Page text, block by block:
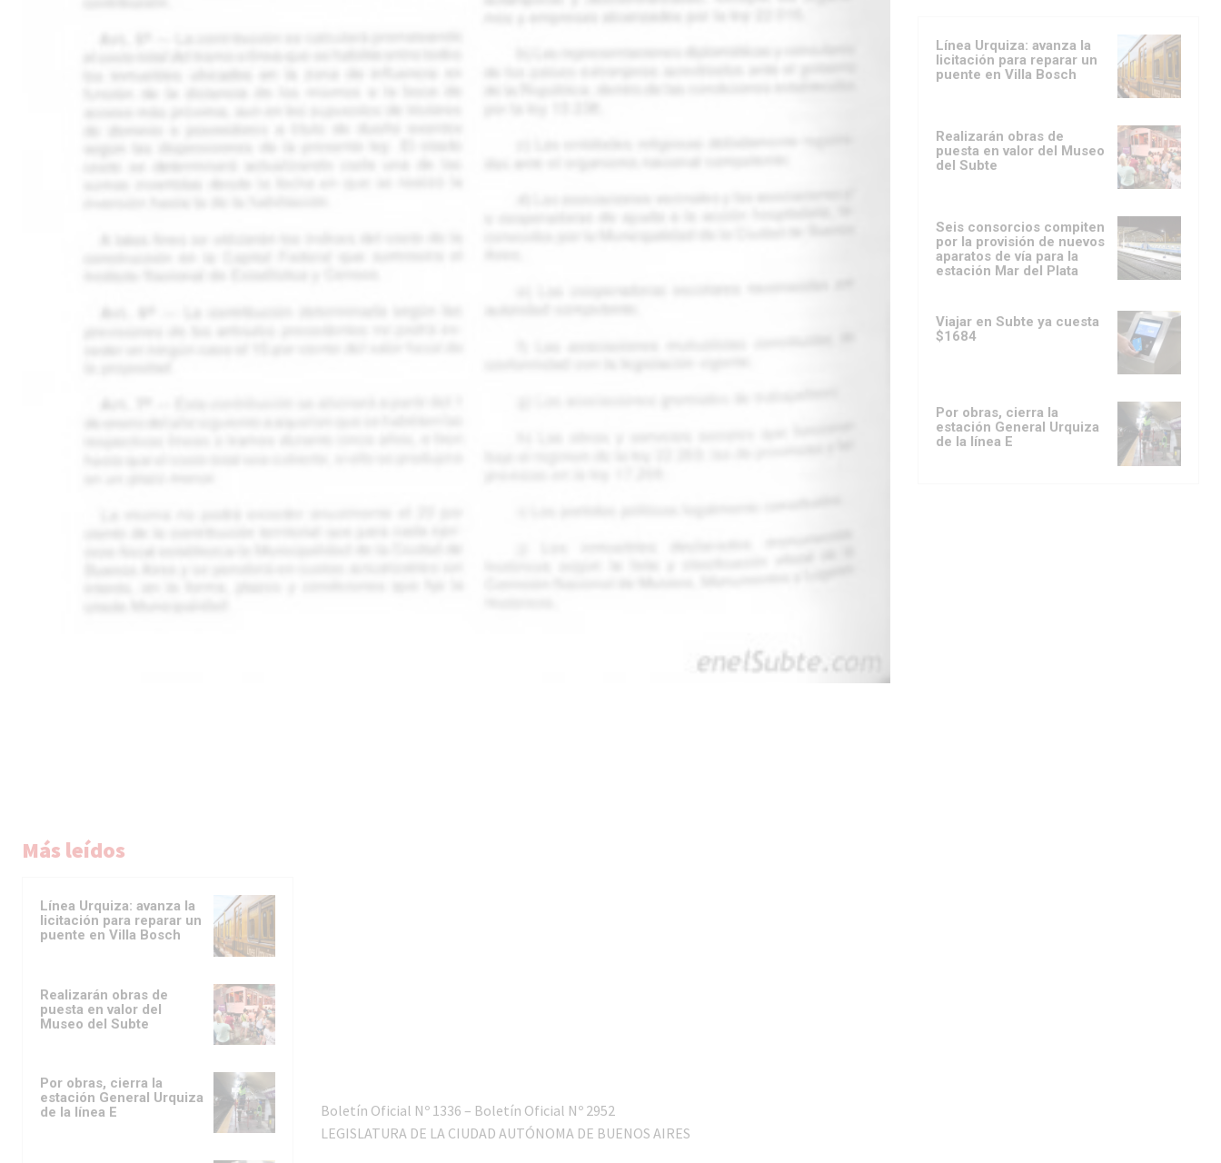
Más leídos
Línea Urquiza: avanza la
licitación para reparar un
puente en Villa Bosch
Realizarán obras de
puesta en valor del
Museo del Subte
Por obras, cierra la
estación General Urquiza
de la línea E
Boletín Oficial Nº 1336 – Boletín Oficial Nº 2952
LEGISLATURA DE LA CIUDAD AUTÓNOMA DE BUENOS AIRES
Línea Urquiza: avanza la
licitación para reparar un
puente en Villa Bosch
Realizarán obras de
puesta en valor del Museo
del Subte
Seis consorcios compiten
por la provisión de nuevos
aparatos de vía para la
estación Mar del Plata
Viajar en Subte ya cuesta
$1684
Por obras, cierra la
estación General Urquiza
de la línea E